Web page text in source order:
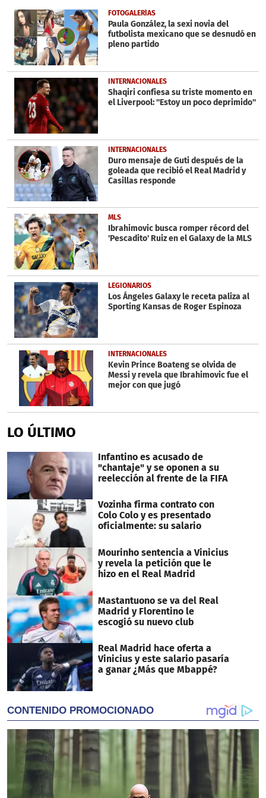
1
minute,
57
seconds
FOTOGALERÍAS
Paula González, la sexi novia del
futbolista mexicano que se desnudó en
pleno partido
INTERNACIONALES
Shaqiri confiesa su triste momento en
el Liverpool: ''Estoy un poco deprimido''
INTERNACIONALES
Duro mensaje de Guti después de la
goleada que recibió el Real Madrid y
Casillas responde
MLS
Ibrahimovic busca romper récord del
'Pescadito' Ruiz en el Galaxy de la MLS
LEGIONARIOS
Los Ángeles Galaxy le receta paliza al
Sporting Kansas de Roger Espinoza
INTERNACIONALES
Kevin Prince Boateng se olvida de
Messi y revela que Ibrahimovic fue el
mejor con que jugó
LO ÚLTIMO
Infantino es acusado de
"chantaje" y se oponen a su
reelección al frente de la FIFA
Vozinha firma contrato con
Colo Colo y es presentado
oficialmente: su salario
Mourinho sentencia a Vinicius
y revela la petición que le
hizo en el Real Madrid
Mastantuono se va del Real
Madrid y Florentino le
escogió su nuevo club
Real Madrid hace oferta a
Vinicius y este salario pasaría
a ganar ¿Más que Mbappé?